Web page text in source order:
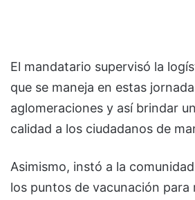
El mandatario supervisó la
que se maneja en estas
aglomeraciones y así brindar
calidad a los ciudadanos de
Asimismo, instó a la
los puntos de vacunación para